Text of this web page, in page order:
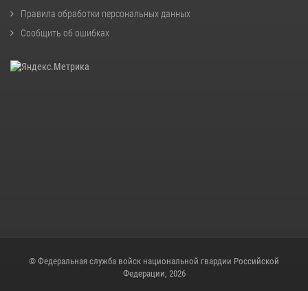
Правила обработки персональных данных
Сообщить об ошибках
© Федеральная служба войск национальной гвардии Российской
Федерации, 2026